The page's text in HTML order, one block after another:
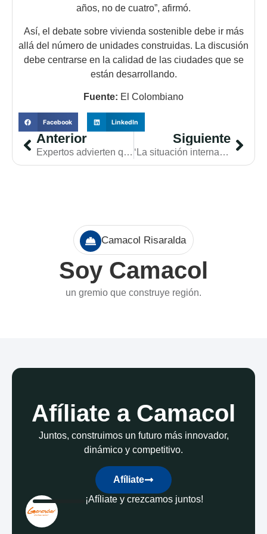
años, no de cuatro”, afirmó.
Así, el debate sobre vivienda sostenible debe ir más
allá del número de unidades construidas. La discusión
debe centrarse en la calidad de las ciudades que se
están desarrollando.
Fuente: El Colombiano
Facebook LinkedIn
Anterior
Expertos advierten que la inflación en Colombia no dará tregua el resto del año, tras llegar a 5,84% anual en mayo
Siguiente
‘La situación internacional que tenemos ahora mismo no ayuda a poner el foco en los problemas medioambientales’: Mar Gómez
Camacol Risaralda
Soy Camacol
un gremio que construye región.
Afíliate a Camacol
Juntos, construimos un futuro más innovador,
dinámico y competitivo.
Afíliate
¡Afíliate y crezcamos juntos!